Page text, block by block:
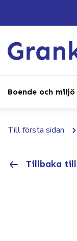
Boende och miljö
Till första sidan
Tillbaka till